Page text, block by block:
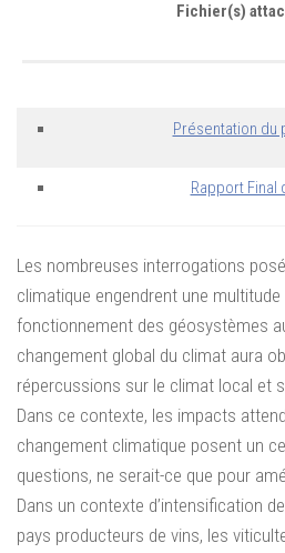
Fichier(s)
Présentation du
Rapport Final
Les nombreuses interrogations
climatique engendrent une
fonctionnement des géosystèmes
changement global du climat aura
répercussions sur le climat local et
Dans ce contexte, les impacts
changement climatique posent un
questions, ne serait-ce que pour
Dans un contexte d’intensification
pays producteurs de vins, les